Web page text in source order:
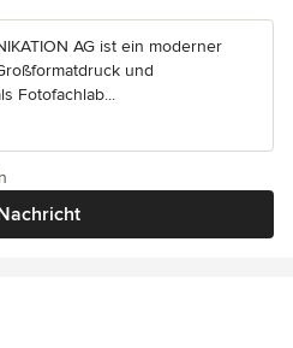
AG ist ein moderner
und
Fotofachlab...